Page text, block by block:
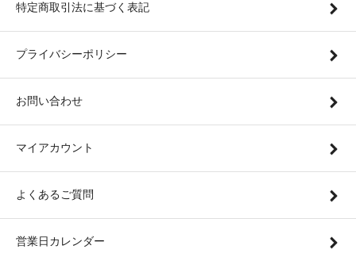
特定商取引法に基づく表記
プライバシーポリシー
お問い合わせ
マイアカウント
よくあるご質問
営業日カレンダー